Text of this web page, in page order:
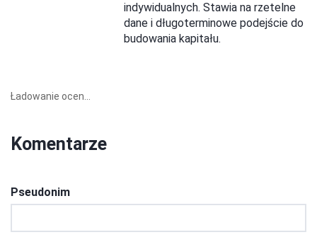
indywidualnych. Stawia na rzetelne
dane i długoterminowe podejście do
budowania kapitału.
Ładowanie ocen...
Komentarze
Pseudonim